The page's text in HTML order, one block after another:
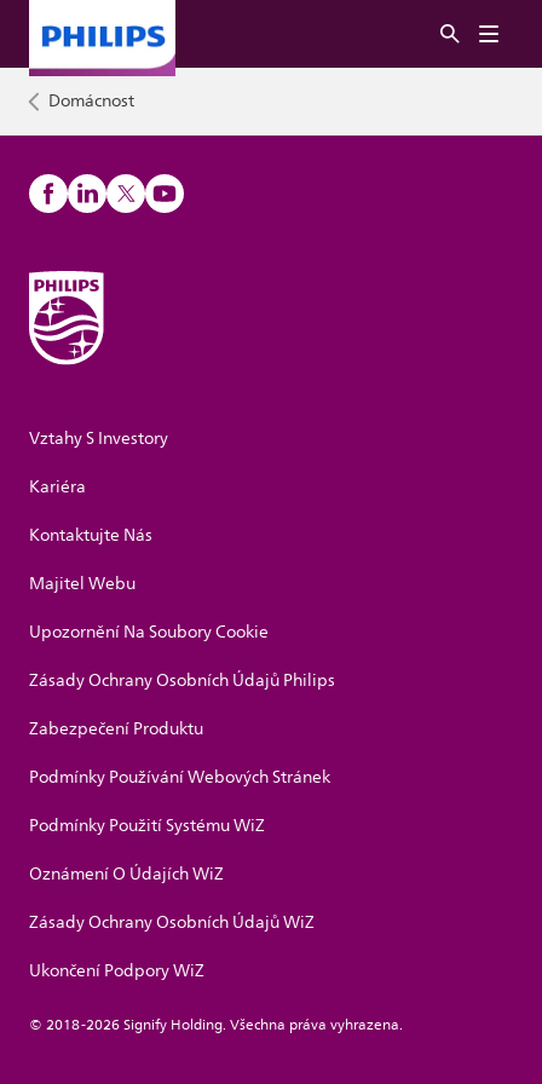
Domácnost
Vztahy S Investory
Kariéra
Kontaktujte Nás
Majitel Webu
Upozornění Na Soubory Cookie
Zásady Ochrany Osobních Údajů Philips
Zabezpečení Produktu
Podmínky Používání Webových Stránek
Podmínky Použití Systému WiZ
Oznámení O Údajích WiZ
Zásady Ochrany Osobních Údajů WiZ
Ukončení Podpory WiZ
© 2018-2026 Signify Holding. Všechna práva vyhrazena.